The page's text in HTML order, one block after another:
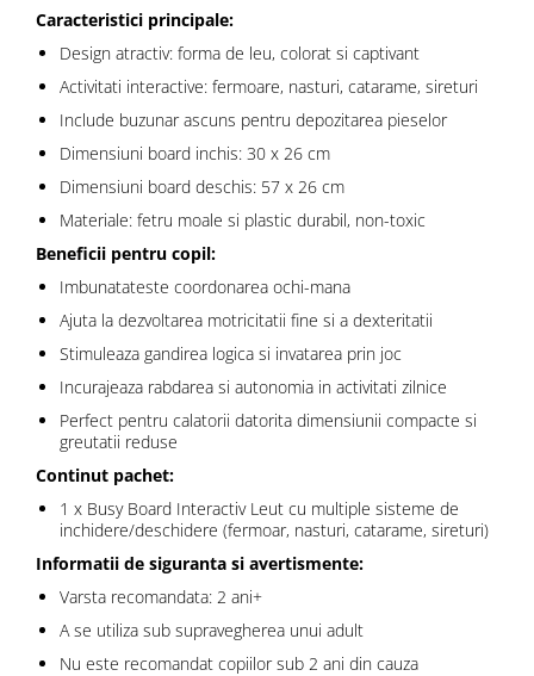
Caracteristici principale:
Design atractiv: forma de leu, colorat si captivant
Activitati interactive: fermoare, nasturi, catarame, sireturi
Include buzunar ascuns pentru depozitarea pieselor
Dimensiuni board inchis: 30 x 26 cm
Dimensiuni board deschis: 57 x 26 cm
Materiale: fetru moale si plastic durabil, non-toxic
Beneficii pentru copil:
Imbunatateste coordonarea ochi-mana
Ajuta la dezvoltarea motricitatii fine si a dexteritatii
Stimuleaza gandirea logica si invatarea prin joc
Incurajeaza rabdarea si autonomia in activitati zilnice
Perfect pentru calatorii datorita dimensiunii compacte si
greutatii reduse
Continut pachet:
1 x Busy Board Interactiv Leut cu multiple sisteme de
inchidere/deschidere (fermoar, nasturi, catarame, sireturi)
Informatii de siguranta si avertismente:
Varsta recomandata: 2 ani+
A se utiliza sub supravegherea unui adult
Nu este recomandat copiilor sub 2 ani din cauza